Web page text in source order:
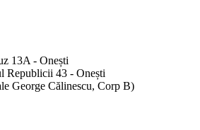
13A - Onești
Republicii 43 - Onești
George Călinescu, Corp B)